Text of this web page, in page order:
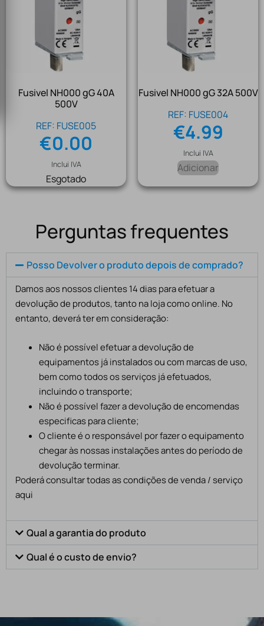
Fusivel NH000 gG 40A
500V
REF: FUSE005
€0.00
Inclui IVA
Esgotado
Fusivel NH000 gG 32A 500V
REF: FUSE004
€4.99
Inclui IVA
Adicionar
Perguntas frequentes
Posso Devolver o produto depois de comprado?
Damos aos nossos clientes 14 dias para efetuar a
devolução de produtos, tanto na loja como online. No
entanto, deverá ter em consideração:
Não é possível efetuar a devolução de
equipamentos já instalados ou com marcas de uso,
bem como todos os serviços já efetuados,
incluindo o transporte;
Não é possível fazer a devolução de encomendas
especificas para cliente;
O cliente é o responsável por fazer o equipamento
chegar às nossas instalações antes do período de
devolução terminar.
Poderá consultar todas as condições de venda / serviço
aqui
Qual a garantia do produto
Qual é o custo de envio?